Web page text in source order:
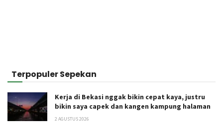
Terpopuler Sepekan
Kerja di Bekasi nggak bikin cepat kaya, justru
bikin saya capek dan kangen kampung halaman
2 AGUSTUS 2026